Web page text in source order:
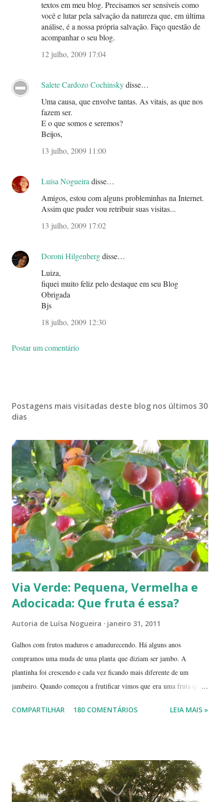
textos em meu blog. Precisamos ser sensíveis como
você e lutar pela salvação da natureza que, em última
análise, é a nossa própria salvação. Faço questão de
acompanhar o seu blog.
12 julho, 2009 17:04
Salete Cardozo Cochinskydisse…
Uma causa, que envolve tantas. As vitais, as que nos
fazem ser.
E o que somos e seremos?
Beijos,
13 julho, 2009 11:00
Luísa Nogueiradisse…
Amigos, estou com alguns probleminhas na Internet.
Assim que puder vou retribuir suas visitas...
13 julho, 2009 17:02
Doroni Hilgenbergdisse…
Luiza,
fiquei muito feliz pelo destaque em seu Blog
Obrigada
Bjs
18 julho, 2009 12:30
Postar um comentário
Postagens mais visitadas deste blog nos últimos 30
dias
Via Verde: Pequena, Vermelha e
Adocicada: Que fruta é essa?
Autoria de Luísa Nogueira janeiro 31, 2011
Galhos com frutos maduros e amadurecendo. Há alguns anos
compramos uma muda de uma planta que diziam ser jambo. A
plantinha foi crescendo e cada vez ficando mais diferente de um
jambeiro. Quando começou a frutificar vimos que era uma fruta que
pequena, tem mais ou menos um quarto do tamanho de um jambo,
mostrar a polpa. A pele é bem fininha... Cada uma das
frutinhas possui duas sementes, parecendo uma semente dividida.
Duas frutinhas ao lado de um jambo. Essa foto foi feita ontem,
COMPARTILHAR 180 COMENTÁRIOS LEIA MAIS »